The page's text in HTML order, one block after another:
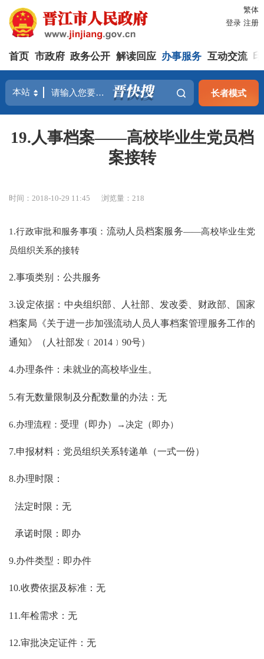
繁体
登录 注册
首页 市政府 政务公开 解读回应 办事服务 互动交流
长者模式
19.人事档案——高校毕业生党员档
案接转
时间：2018-10-29 11:45 浏览量：218
1.行政审批和服务事项： 流动人员档案服务——高校毕业生党
员组织关系的接转
2.事项类别：公共服务
3.设定依据：中央组织部、人社部、发改委、财政部、国家
档案局《关于进一步加强流动人员人事档案管理服务工作的
通知》（人社部发﹝2014﹞90号）
4.办理条件：未就业的高校毕业生。
5.有无数量限制及分配数量的办法：无
6.办理流程： 受理（即办） →决定（即办）
7.申报材料：党员组织关系转递单（一式一份）
8.办理时限：
法定时限：无
承诺时限：即办
9.办件类型：即办件
10.收费依据及标准：无
11.年检需求：无
12.审批决定证件：无